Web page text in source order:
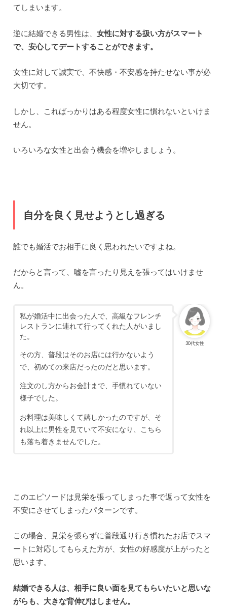
てしまいます。
逆に結婚できる男性は、女性に対する扱い方がスマート
で、安心してデートすることができます。
女性に対して誠実で、不快感・不安感を持たせない事が必
大切です。
しかし、こればっかりはある程度女性に慣れないといけま
せん。
いろいろな女性と出会う機会を増やしましょう。
自分を良く見せようとし過ぎる
誰でも婚活でお相手に良く思われたいですよね。
だからと言って、嘘を言ったり見えを張ってはいけませ
ん。
30代女性
私が婚活中に出会った人で、高級なフレンチ
レストランに連れて行ってくれた人がいまし
た。
その方、普段はそのお店には行かないよう
で、初めての来店だったのだと思います。
注文のし方からお会計まで、手慣れていない
様子でした。
お料理は美味しくて嬉しかったのですが、そ
れ以上に男性を見ていて不安になり、こちら
も落ち着きませんでした。
このエピソードは見栄を張ってしまった事で返って女性を
不安にさせてしまったパターンです。
この場合、見栄を張らずに普段通り行き慣れたお店でスマ
ートに対応してもらえた方が、女性の好感度が上がったと
思います。
結婚できる人は、相手に良い面を見てもらいたいと思いな
がらも、大きな背伸びはしません。